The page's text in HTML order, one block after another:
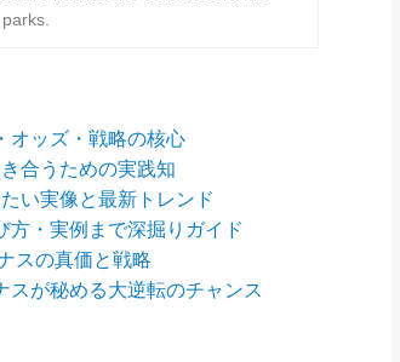
オッズ・戦略の核心
合うための実践知
い実像と最新トレンド
方・実例まで深掘りガイド
スの真価と戦略
スが秘める大逆転のチャンス